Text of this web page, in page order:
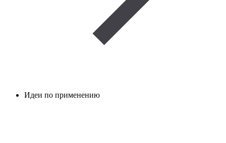
Идеи по применению